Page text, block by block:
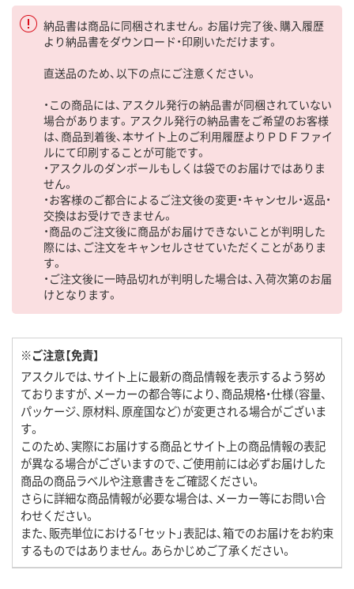
納品書は商品に同梱されません。お届け完了後、購入履歴
より納品書をダウンロード・印刷いただけます。
直送品のため、以下の点にご注意ください。
・この商品には、アスクル発行の納品書が同梱されていない
場合があります。アスクル発行の納品書をご希望のお客様
は、商品到着後、本サイト上のご利用履歴よりＰＤＦファイ
ルにて印刷することが可能です。
・アスクルのダンボールもしくは袋でのお届けではありま
せん。
・お客様のご都合によるご注文後の変更・キャンセル・返品・
交換はお受けできません。
・商品のご注文後に商品がお届けできないことが判明した
際には、ご注文をキャンセルさせていただくことがありま
す。
・ご注文後に一時品切れが判明した場合は、入荷次第のお届
けとなります。
※ご注意【免責】
アスクルでは、サイト上に最新の商品情報を表示するよう努め
ておりますが、メーカーの都合等により、商品規格・仕様（容量、
パッケージ、原材料、原産国など）が変更される場合がございま
す。
このため、実際にお届けする商品とサイト上の商品情報の表記
が異なる場合がございますので、ご使用前には必ずお届けした
商品の商品ラベルや注意書きをご確認ください。
さらに詳細な商品情報が必要な場合は、メーカー等にお問い合
わせください。
また、販売単位における「セット」表記は、箱でのお届けをお約束
するものではありません。あらかじめご了承ください。